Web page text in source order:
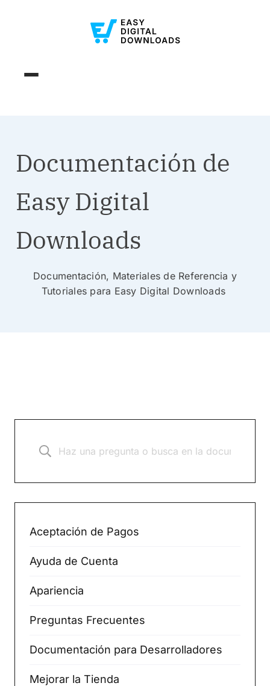
Documentación de
Easy Digital
Downloads
Documentación, Materiales de Referencia y
Tutoriales para Easy Digital Downloads
Aceptación de Pagos
Ayuda de Cuenta
Apariencia
Preguntas Frecuentes
Documentación para Desarrolladores
Mejorar la Tienda